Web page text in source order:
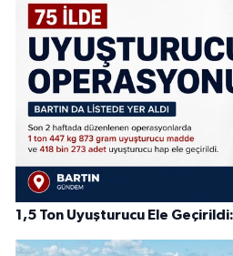
1,5 Ton Uyuşturucu Ele